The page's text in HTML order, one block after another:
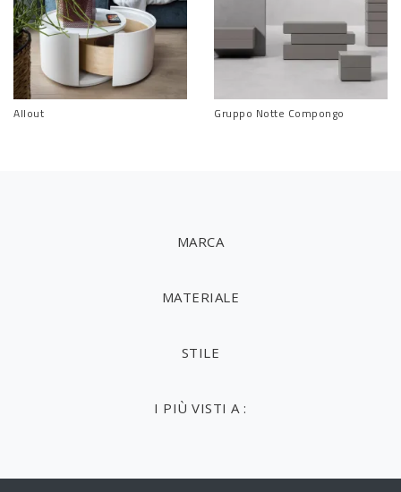
Allout Gruppo Notte Compongo
MARCA
MATERIALE
STILE
I PIÙ VISTI A :